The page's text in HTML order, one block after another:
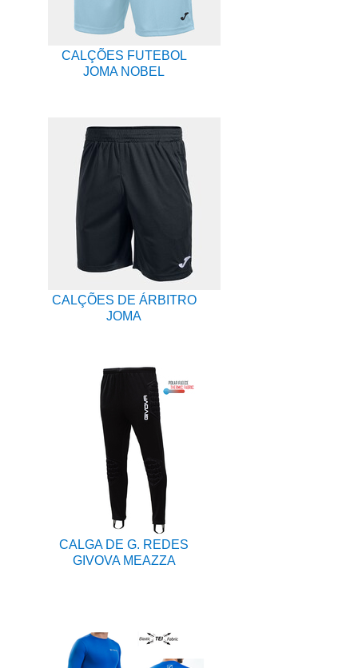
CALÇÕES FUTEBOL
JOMA NOBEL
CALÇÕES DE ÁRBITRO
JOMA
CALGA DE G. REDES
GIVOVA MEAZZA